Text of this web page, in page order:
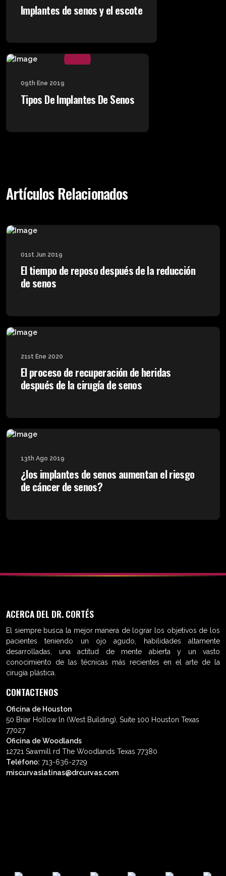
Implantes de senos y el escote
09th Ene 2019
Tipos De Implantes De Senos
Artículos Relacionados
01st Jun 2019
El tiempo de reposo después de la reducción
de senos
21st Ene 2020
El proceso de recuperación de heridas
después de la cirugía de senos
13th Ago 2019
¿los implantes de senos aumentan el riesgo
de cáncer de senos?
ACERCA DEL DR. CORTÉS
El siempre busca la mejor manera de lograr los objetivos de los
pacientes teniendo un ojo agudo, habilidades altamente
desarrolladas, una actitud de mente abierta y un vasto
conocimiento de las técnicas más recientes en el arte de la
cirugía plástica.
CONTACTENOS
Oficina de Houston
50 Briar Hollow ln (West Building), Suite 100 Houston Texas
77027
Oficina de Woodlands
12721 Sawmill rd The Woodlands Texas 77380
Teléfono: 713-636-2729
miscurvaslatinas@drcurvas.com